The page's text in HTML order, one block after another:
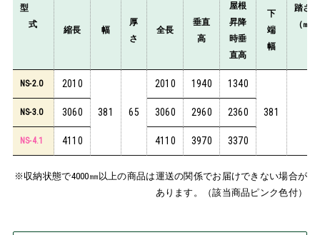
型
式
踏さん
（㎜）
縮長 幅
厚
さ
全長
垂直
高
屋根
昇降
時垂
直高
下
端
幅
NS-2.0 2010
381 65
2010 1940 1340
381
NS-3.0 3060 3060 2960 2360
NS-4.1 4110 4110 3970 3370
※収納状態で4000㎜以上の商品は運送の関係でお届けできない場合が
あります。（該当商品ピンク色付）